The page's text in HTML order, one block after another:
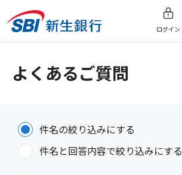
ログイン
よくあるご質問
件名の絞り込みにする
件名と回答内容で絞り込みにする